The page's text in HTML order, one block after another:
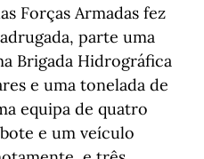
Forças Armadas fez
parte uma
Brigada Hidrográfica
e uma tonelada de
equipa de quatro
e um veículo